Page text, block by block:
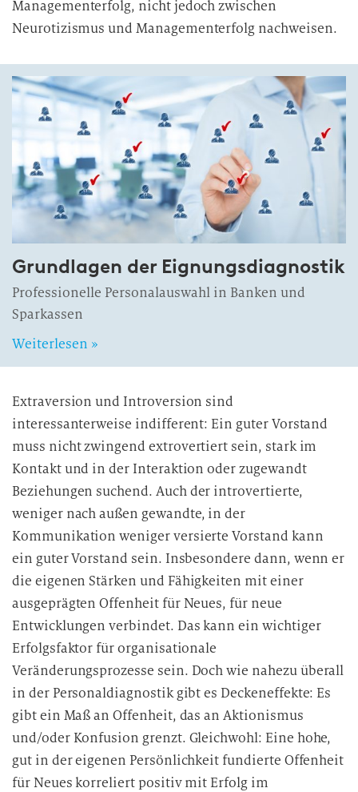
Managementerfolg, nicht jedoch zwischen
Neurotizismus und Managementerfolg nachweisen.
Grundlagen der Eignungsdiagnostik
Professionelle Personalauswahl in Banken und
Sparkassen
Weiterlesen »
Extraversion und Introversion sind
interessanterweise indifferent: Ein guter Vorstand
muss nicht zwingend extrovertiert sein, stark im
Kontakt und in der Interaktion oder zugewandt
Beziehungen suchend. Auch der introvertierte,
weniger nach außen gewandte, in der
Kommunikation weniger versierte Vorstand kann
ein guter Vorstand sein. Insbesondere dann, wenn er
die eigenen Stärken und Fähigkeiten mit einer
ausgeprägten Offenheit für Neues, für neue
Entwicklungen verbindet. Das kann ein wichtiger
Erfolgsfaktor für organisationale
Veränderungsprozesse sein. Doch wie nahezu überall
in der Personaldiagnostik gibt es Deckeneffekte: Es
gibt ein Maß an Offenheit, das an Aktionismus
und/oder Konfusion grenzt. Gleichwohl: Eine hohe,
gut in der eigenen Persönlichkeit fundierte Offenheit
für Neues korreliert positiv mit Erfolg im